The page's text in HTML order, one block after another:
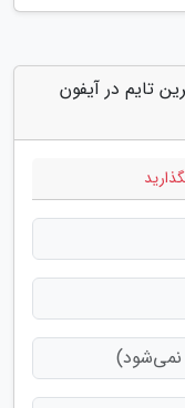
تایم در آیفون